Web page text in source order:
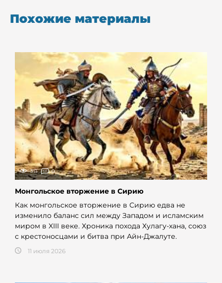
Похожие материалы
311 0
Монгольское вторжение в Сирию
Как монгольское вторжение в Сирию едва не
изменило баланс сил между Западом и исламским
миром в XIII веке. Хроника похода Хулагу-хана, союз
с крестоносцами и битва при Айн-Джалуте.
11 июля 2026